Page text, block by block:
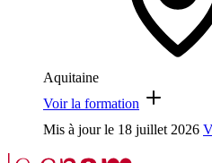
Aquitaine
Voir la formation
Mis à jour le 18 juillet 2026